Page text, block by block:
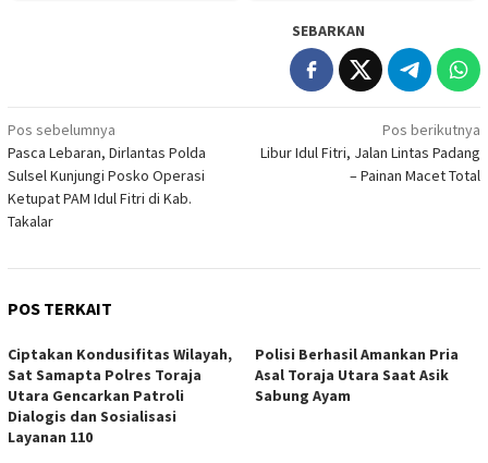
SEBARKAN
Navigasi
pos
Pos sebelumnya
Pasca Lebaran, Dirlantas Polda
Sulsel Kunjungi Posko Operasi
Ketupat PAM Idul Fitri di Kab.
Takalar
Pos berikutnya
Libur Idul Fitri, Jalan Lintas Padang
– Painan Macet Total
POS TERKAIT
Ciptakan Kondusifitas Wilayah,
Sat Samapta Polres Toraja
Utara Gencarkan Patroli
Dialogis dan Sosialisasi
Layanan 110
Polisi Berhasil Amankan Pria
Asal Toraja Utara Saat Asik
Sabung Ayam